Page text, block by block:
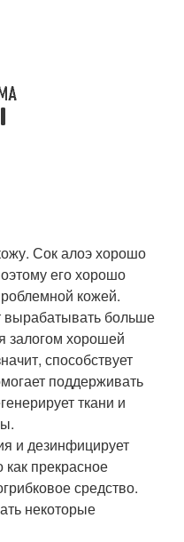
Сок алоэ хорошо
его хорошо
кожей.
вырабатывать больше
залогом хорошей
способствует
поддерживать
ткани и
и дезинфицирует
как прекрасное
средство.
некоторые